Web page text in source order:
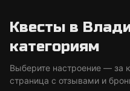
Квесты в
категориям
Выберите настроение — за
страница с отзывами и